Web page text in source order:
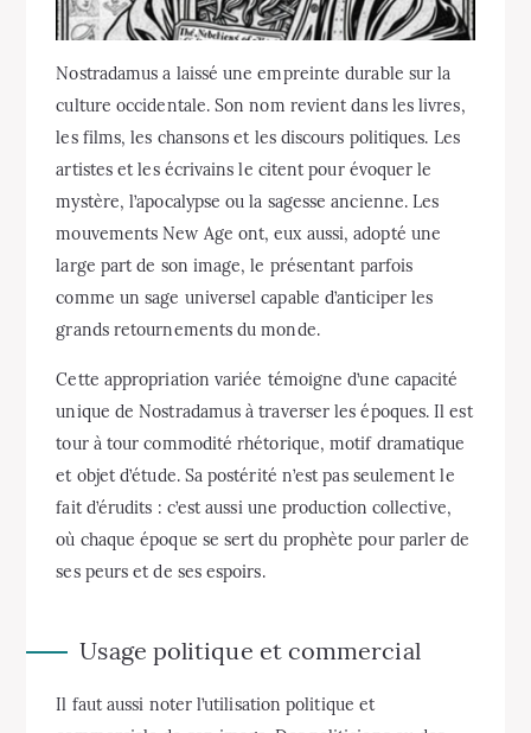
Nostradamus a laissé une empreinte durable sur la
culture occidentale. Son nom revient dans les livres,
les films, les chansons et les discours politiques. Les
artistes et les écrivains le citent pour évoquer le
mystère, l’apocalypse ou la sagesse ancienne. Les
mouvements New Age ont, eux aussi, adopté une
large part de son image, le présentant parfois
comme un sage universel capable d’anticiper les
grands retournements du monde.
Cette appropriation variée témoigne d’une capacité
unique de Nostradamus à traverser les époques. Il est
tour à tour commodité rhétorique, motif dramatique
et objet d’étude. Sa postérité n’est pas seulement le
fait d’érudits : c’est aussi une production collective,
où chaque époque se sert du prophète pour parler de
ses peurs et de ses espoirs.
Usage politique et commercial
Il faut aussi noter l’utilisation politique et